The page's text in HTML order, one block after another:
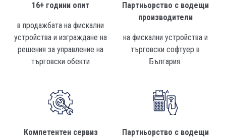
16+ години опит
в продажбата на фискални
устройства и изграждане на
решения за управление на
търговски обекти
Партньорство с водещи
производители
на фискални устройства и
търговски софтуер в
България.
Компетентен сервиз
Партньорство с водещи